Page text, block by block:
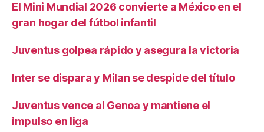
El Mini Mundial 2026 convierte a México en el
gran hogar del fútbol infantil
Juventus golpea rápido y asegura la victoria
Inter se dispara y Milan se despide del título
Juventus vence al Genoa y mantiene el
impulso en liga